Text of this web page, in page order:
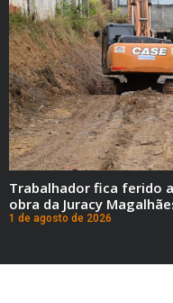
Trabalhador fica ferido
obra da Juracy
1 de agosto de 2026